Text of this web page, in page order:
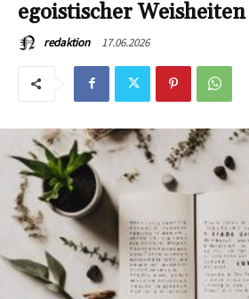
egoistischer Weisheiten
redaktion 17.06.2026